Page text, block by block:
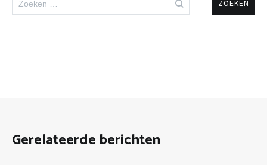
naar:
Gerelateerde berichten